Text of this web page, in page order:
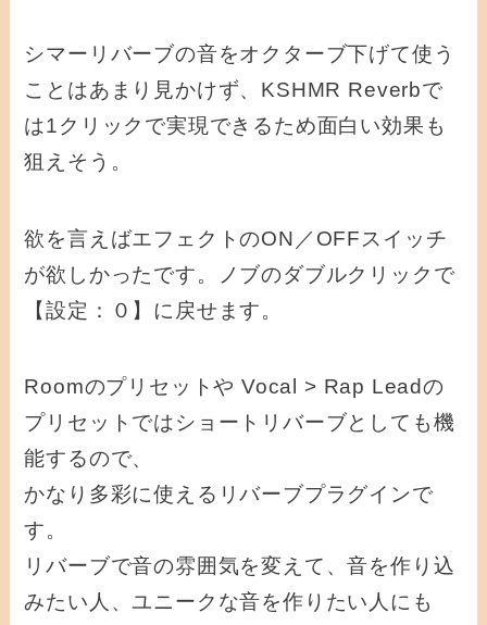
シマーリバーブの音をオクターブ下げて使う
ことはあまり見かけず、KSHMR Reverbで
は1クリックで実現できるため面白い効果も
狙えそう。
欲を言えばエフェクトのON／OFFスイッチ
が欲しかったです。ノブのダブルクリックで
【設定：０】に戻せます。
Roomのプリセットや Vocal > Rap Leadの
プリセットではショートリバーブとしても機
能するので、
かなり多彩に使えるリバーブプラグインで
す。
リバーブで音の雰囲気を変えて、音を作り込
みたい人、ユニークな音を作りたい人にも